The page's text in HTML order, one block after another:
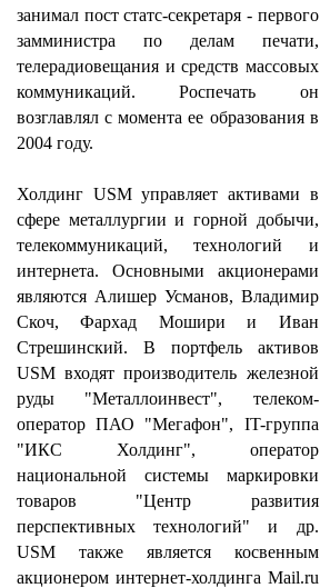
занимал пост статс-секретаря - первого
замминистра по делам печати,
телерадиовещания и средств массовых
коммуникаций. Роспечать он
возглавлял с момента ее образования в
2004 году.
Холдинг USM управляет активами в
сфере металлургии и горной добычи,
телекоммуникаций, технологий и
интернета. Основными акционерами
являются Алишер Усманов, Владимир
Скоч, Фархад Мошири и Иван
Стрешинский. В портфель активов
USM входят производитель железной
руды "Металлоинвест", телеком-
оператор ПАО "Мегафон", IT-группа
"ИКС Холдинг", оператор
национальной системы маркировки
товаров "Центр развития
перспективных технологий" и др.
USM также является косвенным
акционером интернет-холдинга Mail.ru